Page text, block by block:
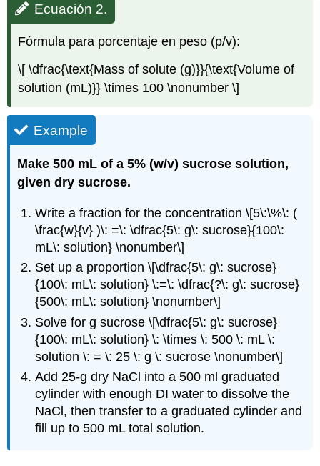
Ecuación 2.
Fórmula para porcentaje en peso (p/v):
\[ \dfrac{\text{Mass of solute (g)}}{\text{Volume of
solution (mL)}} \times 100 \nonumber \]
Example
Make 500 mL of a 5% (w/v) sucrose solution,
given dry sucrose.
Write a fraction for the concentration\[5\:\%\: (
\frac{w}{v} )\: =\: \dfrac{5\: g\: sucrose}{100\:
mL\: solution} \nonumber\]
Set up a proportion\[\dfrac{5\: g\: sucrose}
{100\: mL\: solution} \:=\: \dfrac{?\: g\: sucrose}
{500\: mL\: solution} \nonumber\]
Solve for g sucrose\[\dfrac{5\: g\: sucrose}
{100\: mL\: solution} \: \times \: 500 \: mL \:
solution \: = \: 25 \: g \: sucrose \nonumber\]
Add 25-g dry NaCl into a 500 ml graduated
cylinder with enough DI water to dissolve the
NaCl, then transfer to a graduated cylinder and
fill up to 500 mL total solution.